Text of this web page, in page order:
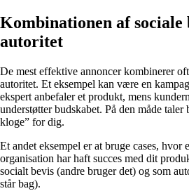
Kombinationen af sociale
autoritet
De mest effektive annoncer kombinerer
autoritet. Et eksempel kan være en
ekspert anbefaler et produkt, mens
understøtter budskabet. På den måde taler
kloge” for dig.
Et andet eksempel er at bruge cases, hvor
organisation har haft succes med dit
socialt bevis (andre bruger det) og som
står bag).